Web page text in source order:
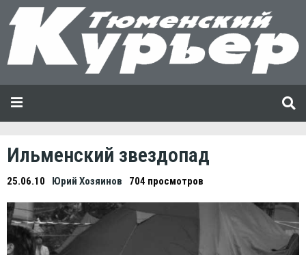
Ильменский звездопад
25.06.10 Юрий Хозяинов 704 просмотров